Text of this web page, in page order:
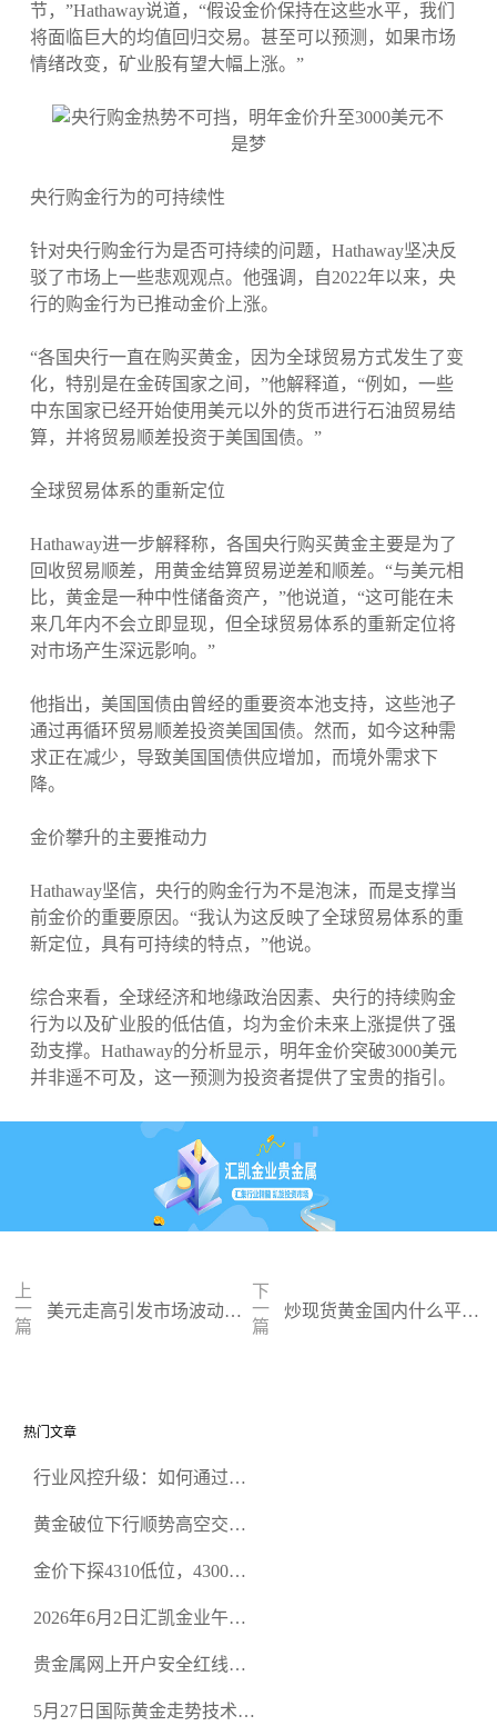
节，”Hathaway说道，“假设金价保持在这些水平，我们
将面临巨大的均值回归交易。甚至可以预测，如果市场
情绪改变，矿业股有望大幅上涨。”
央行购金行为的可持续性
针对央行购金行为是否可持续的问题，Hathaway坚决反
驳了市场上一些悲观观点。他强调，自2022年以来，央
行的购金行为已推动金价上涨。
“各国央行一直在购买黄金，因为全球贸易方式发生了变
化，特别是在金砖国家之间，”他解释道，“例如，一些
中东国家已经开始使用美元以外的货币进行石油贸易结
算，并将贸易顺差投资于美国国债。”
全球贸易体系的重新定位
Hathaway进一步解释称，各国央行购买黄金主要是为了
回收贸易顺差，用黄金结算贸易逆差和顺差。“与美元相
比，黄金是一种中性储备资产，”他说道，“这可能在未
来几年内不会立即显现，但全球贸易体系的重新定位将
对市场产生深远影响。”
他指出，美国国债由曾经的重要资本池支持，这些池子
通过再循环贸易顺差投资美国国债。然而，如今这种需
求正在减少，导致美国国债供应增加，而境外需求下
降。
金价攀升的主要推动力
Hathaway坚信，央行的购金行为不是泡沫，而是支撑当
前金价的重要原因。“我认为这反映了全球贸易体系的重
新定位，具有可持续的特点，”他说。
综合来看，全球经济和地缘政治因素、央行的持续购金
行为以及矿业股的低估值，均为金价未来上涨提供了强
劲支撑。Hathaway的分析显示，明年金价突破3000美元
并非遥不可及，这一预测为投资者提供了宝贵的指引。
上
一
篇
美元走高引发市场波动，
下
一
篇
炒现货黄金国内什么平台
热门文章
行业风控升级：如何通过正
规黄金开户交易平台？
黄金破位下行顺势高空交易
金价下探4310低位，4300关
2026年6月2日汇凯金业午盘
空头清算算法如何布防？
贵金属网上开户安全红线：
恶意洗盘陷阱
5月27日国际黄金走势技术盘